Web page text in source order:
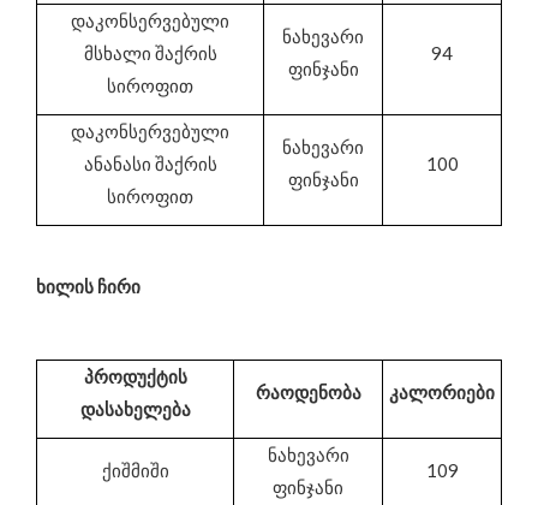
დაკონსერვებული
მსხალი შაქრის
სიროფით
ნახევარი
ფინჯანი
94
დაკონსერვებული
ანანასი შაქრის
სიროფით
ნახევარი
ფინჯანი
100
ხილის ჩირი
პროდუქტის
დასახელება
რაოდენობა კალორიები
ქიშმიში
ნახევარი
ფინჯანი
109